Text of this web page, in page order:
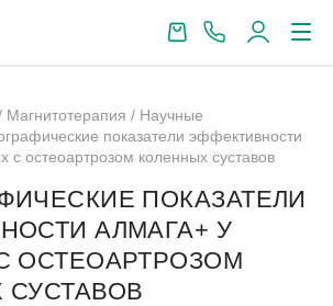
Магнитотерапия / Научные
показатели эффективности
остеоартрозом коленных суставов
ПОКАЗАТЕЛИ
АЛМАГА+ У
ОСТЕОАРТРОЗОМ